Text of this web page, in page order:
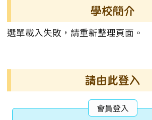
學校簡介
選單載入失敗，請重新整理頁面。
請由此登入
會員登入